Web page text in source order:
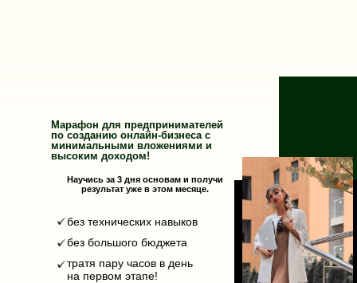
Марафон для предпринимателей
по созданию онлайн-бизнеса с
минимальными вложениями и
высоким доходом!
Научись за 3 дня основам и получи
результат уже в этом месяце.
без технических навыков
без большого бюджета
тратя пару часов в день
на первом этапе!